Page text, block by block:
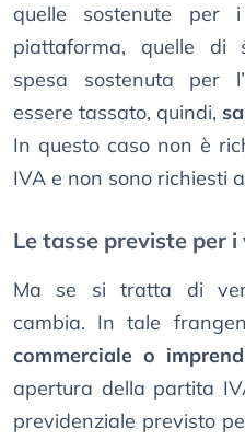
quelle sostenute
piattaforma, quelle di
spesa sostenuta per
essere tassato, quindi,
In questo caso non è
IVA e non sono richiesti
Le tasse previste per
Ma se si tratta di
cambia. In tale
commerciale o
apertura della partita
previdenziale previsto